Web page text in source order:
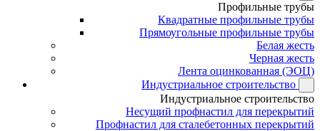
Профильные трубы
Квадратные профильные трубы
Прямоугольные профильные трубы
Белая жесть
Черная жесть
Лента оцинкованная (ЭОЦ)
Индустриальное строительство
Индустриальное строительство
Несущий профнастил для перекрытий
Профнастил для сталебетонных перекрытий